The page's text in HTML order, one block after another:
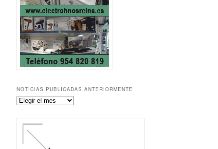
NOTICIAS PUBLICADAS ANTERIORMENTE
Noticias
anteriormente